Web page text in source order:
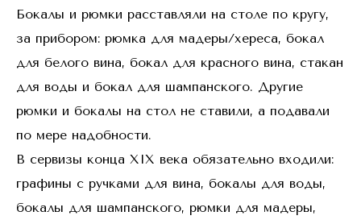
Бокалы и рюмки расставляли на столе по кругу,
за прибором: рюмкa для мадеры/хереса, бокал
для белого вина, бокал для красного вина, стакан
для воды и бокал для шампанского. Другие
рюмки и бокалы на стол не ставили, а подавали
по мере надобности.
В сервизы конца XIX века обязательно входили:
графины с ручками для вина, бокалы для воды,
бокалы для шампанского, рюмки для мадеры,